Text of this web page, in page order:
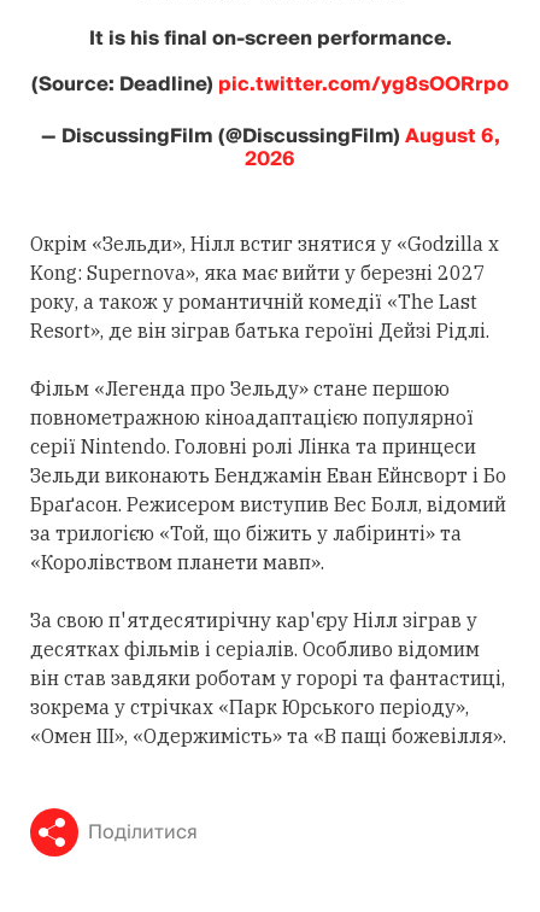
It is his final on-screen performance.
(Source: Deadline) pic.twitter.com/yg8sOORrpo
— DiscussingFilm (@DiscussingFilm)August 6,
2026
Окрім «Зельди», Нілл встиг знятися у «Godzilla x
Kong: Supernova», яка має вийти у березні 2027
року, а також у романтичній комедії «The Last
Resort», де він зіграв батька героїні Дейзі Рідлі.
Фільм «Легенда про Зельду» стане першою
повнометражною кіноадаптацією популярної
серії Nintendo. Головні ролі Лінка та принцеси
Зельди виконають Бенджамін Еван Ейнсворт і Бо
Браґасон. Режисером виступив Вес Болл, відомий
за трилогією «Той, що біжить у лабіринті» та
«Королівством планети мавп».
За свою п'ятдесятирічну кар'єру Нілл зіграв у
десятках фільмів і серіалів. Особливо відомим
він став завдяки роботам у горорі та фантастиці,
зокрема у стрічках «Парк Юрського періоду»,
«Омен III», «Одержимість» та «В пащі божевілля».
Поділитися